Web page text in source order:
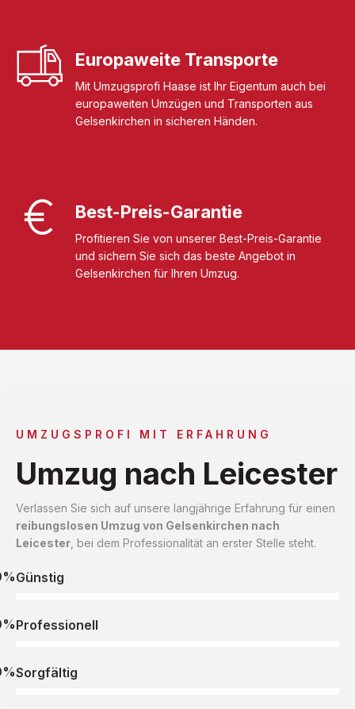
Europaweite Transporte
Mit Umzugsprofi Haase ist Ihr Eigentum auch bei
europaweiten Umzügen und Transporten aus
Gelsenkirchen in sicheren Händen.
Best-Preis-Garantie
Profitieren Sie von unserer Best-Preis-Garantie
und sichern Sie sich das beste Angebot in
Gelsenkirchen für Ihren Umzug.
UMZUGSPROFI MIT ERFAHRUNG
Umzug nach Leicester
Verlassen Sie sich auf unsere langjährige Erfahrung für einen
reibungslosen Umzug von Gelsenkirchen nach
Leicester , bei dem Professionalität an erster Stelle steht.
Günstig
Professionell
Sorgfältig